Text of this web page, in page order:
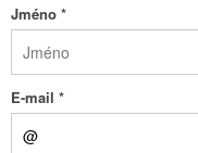
Jméno *
E-mail *